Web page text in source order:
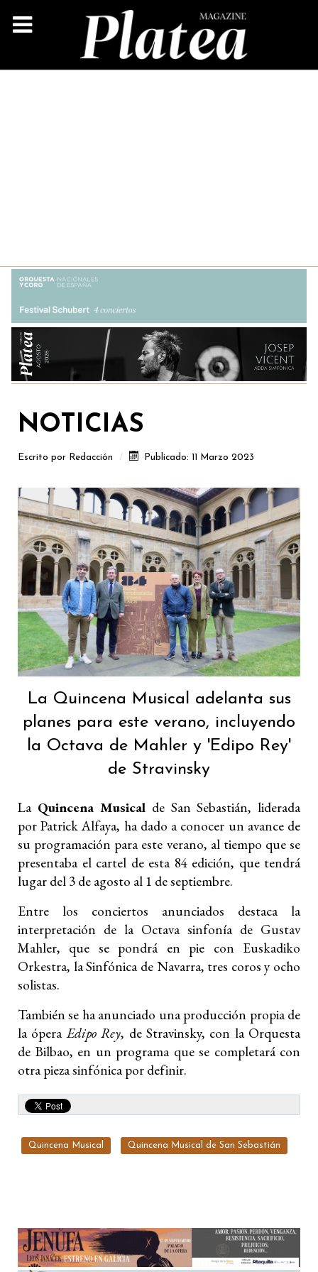
NOTICIAS
Escrito por Redacción Publicado: 11 Marzo 2023
La Quincena Musical adelanta sus
planes para este verano, incluyendo
la Octava de Mahler y 'Edipo Rey'
de Stravinsky
La Quincena Musical de San Sebastián, liderada
por Patrick Alfaya, ha dado a conocer un avance de
su programación para este verano, al tiempo que se
presentaba el cartel de esta 84 edición, que tendrá
lugar del 3 de agosto al 1 de septiembre.
Entre los conciertos anunciados destaca la
interpretación de la Octava sinfonía de Gustav
Mahler, que se pondrá en pie con Euskadiko
Orkestra, la Sinfónica de Navarra, tres coros y ocho
solistas.
También se ha anunciado una producción propia de
la óperaEdipo Rey, de Stravinsky, con la Orquesta
de Bilbao, en un programa que se completará con
otra pieza sinfónica por definir.
Quincena Musical Quincena Musical de San Sebastián